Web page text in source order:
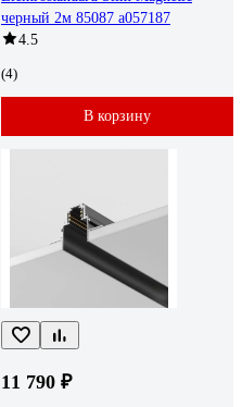
черный 2м 85087 a057187
4.5
(4)
В корзину
11 790 ₽